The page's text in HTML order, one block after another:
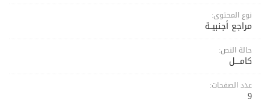
نوع المحتوى:
مراجع أجنبيــة
حالة النص:
كامــــل
عدد الصفحات: